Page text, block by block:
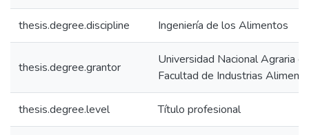
thesis.degree.discipline Ingeniería de los Alimentos
thesis.degree.grantor
Universidad Nacional Agraria
Facultad de Industrias
thesis.degree.level Título profesional